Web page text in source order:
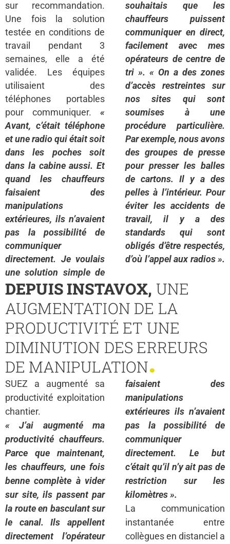
sur recommandation.
Une fois la solution
testée en conditions de
travail pendant 3
semaines, elle a été
validée. Les équipes
utilisaient des
téléphones portables
pour communiquer. «
Avant, c’était téléphone
et une radio qui était soit
dans les poches soit
dans la cabine aussi. Et
quand les chauffeurs
faisaient des
manipulations
extérieures, ils n’avaient
pas la possibilité de
communiquer
directement. Je voulais
une solution simple de
souhaitais que les
chauffeurs puissent
communiquer en direct,
facilement avec mes
opérateurs de centre de
tri ». « On a des zones
d’accès restreintes sur
nos sites qui sont
soumises à une
procédure particulière.
Par exemple, nous avons
des groupes de presse
pour presser les balles
de cartons. Il y a des
pelles à l’intérieur. Pour
éviter les accidents de
travail, il y a des
standards qui sont
obligés d’être respectés,
d’où l’appel aux radios ».
DEPUIS INSTAVOX, UNE
AUGMENTATION DE LA
PRODUCTIVITÉ ET UNE
DIMINUTION DES ERREURS
DE MANIPULATION.
SUEZ a augmenté sa
productivité exploitation
chantier.
« J’ai augmenté ma
productivité chauffeurs.
Parce que maintenant,
les chauffeurs, une fois
benne complète à vider
sur site, ils passent par
la route en basculant sur
le canal. Ils appellent
directement l’opérateur
faisaient des
manipulations
extérieures ils n’avaient
pas la possibilité de
communiquer
directement. Le but
c’était qu’il n’y ait pas de
restriction sur les
kilomètres ».
La communication
instantanée entre
collègues en distanciel a